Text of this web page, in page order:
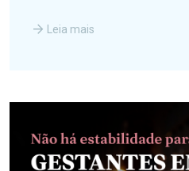
Leia mais